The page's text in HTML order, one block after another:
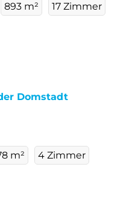
893 m² 17 Zimmer
Domstadt
m² 4 Zimmer